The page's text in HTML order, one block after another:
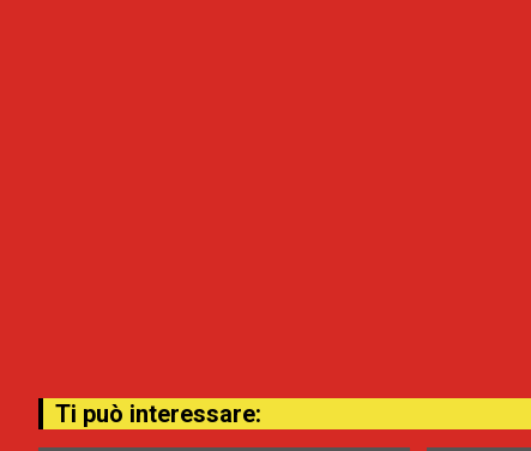
Ti può interessare: